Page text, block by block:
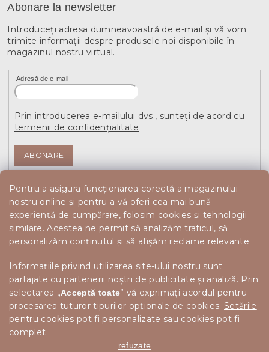
Pentru a asigura funcționarea corectă a magazinului
nostru online și pentru a vă oferi cea mai bună
experiență de cumpărare, folosim cookies și tehnologii
similare. Acestea ne permit să analizăm traficul, să
personalizăm conținutul și să afișăm reclame relevante.
Informațiile privind utilizarea site-ului nostru sunt
partajate cu partenerii noștri de publicitate și analiză. Prin
selectarea „Acceptă toate” vă exprimați acordul pentru
procesarea tuturor tipurilor opționale de cookies. Setările
pentru cookies pot fi personalizate sau cookies pot fi
complet
refuzate
Abonare la newsletter
Introduceţi adresa dumneavoastră de e-mail şi vă vom
trimite informaţii despre produsele noi disponibile în
magazinul nostru virtual.
Adresă de e-mail
Prin introducerea e-mailului dvs., sunteți de acord cu
termenii de confidențialitate
ABONARE